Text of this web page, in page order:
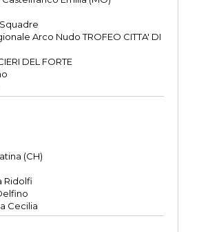
Arco Nudo TROFEO CITTA' DI
DEL FORTE
(CH)
Ridolfi
Cecilia